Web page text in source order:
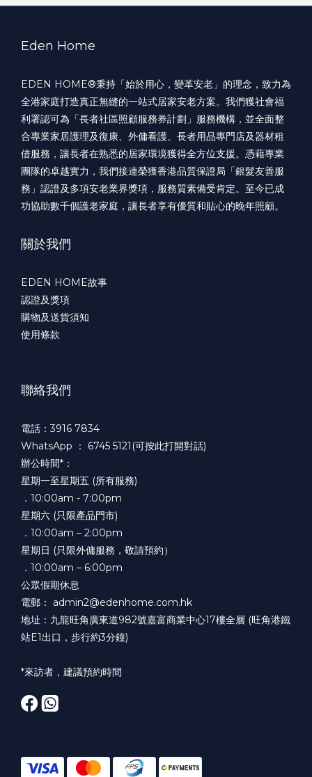
Eden Home
EDEN HOME®️秉持「始於用心，變革安老」的理念，致力為
全港家庭打造真正無縫的一站式居家安老方案。我們獲社會福
利署認可為「長者社區照顧服務券計劃」服務機構，並全面整
合專業家居護理及復康、外傭看護、長者用品專門店及器材租
借服務，讓長者在熟悉的居家環境獲得全方位支援。憑藉專業
團隊的卓越實力，我們接連榮獲香港品質保證局「銀髮友善服
務」認證及多項安老業界獎項，服務質素備受肯定。至今已成
功協助數千個護老家庭，讓長者享有優質和貼心的晚年照顧。
關於我們
EDEN HOME故事
認證及獎項
購物及送貨須知
使用條款
聯絡我們
電話：3916 7834
WhatsApp ： 6745 5121(可按此打開對話)
辦公時間*：
星期一至星期五 (所有服務)
．10:00am - 7:00pm
星期六 (只限產品門市)
．10:00am – 2:00pm
星期日 (只限外傭服務，敬請預約）
．10:00am – 6:00pm
公眾假期休息
電郵： admin2@edenhome.com.hk
地址：九龍旺角廣東道982號嘉富商業中心17樓全層 (旺角港鐵
站E1出口，步行約3分鐘)
*來訪者，建議預約時間